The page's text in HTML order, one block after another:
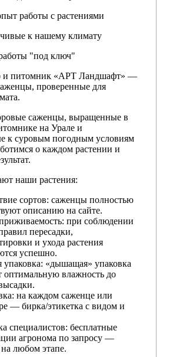
работы с растениями
к нашему климату
"под ключ"
и питомник «АРТ Ландшафт» —
проверенные для
саженцы, выращенные в
на Урале и
к суровым погодным условиям
о каждом растении и
наши растения:
сортов: саженцы полностью
описанию на сайте.
при соблюдении
пересадки,
и ухода растения
успешно.
упаковка: «дышащая» упаковка
оптимальную влажность до
на каждом саженце или
— бирка/этикетка с видом и
специалистов: бесплатные
агронома по запросу —
любом этапе.